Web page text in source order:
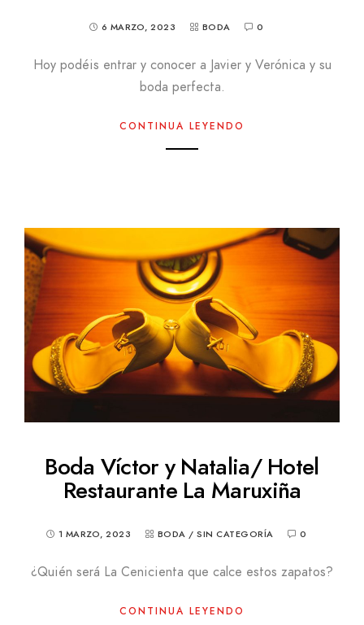
6 MARZO, 2023 BODA 0
Hoy podéis entrar y conocer a Javier y Verónica y su
boda perfecta.
CONTINUA LEYENDO
Boda Víctor y Natalia/ Hotel
Restaurante La Maruxiña
1 MARZO, 2023 BODA / SIN CATEGORÍA 0
¿Quién será La Cenicienta que calce estos zapatos?
CONTINUA LEYENDO